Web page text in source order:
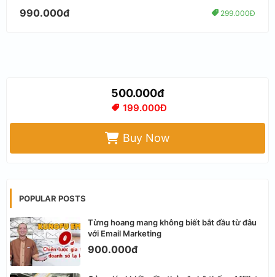
990.000đ 299.000Đ
500.000đ
199.000Đ
Buy Now
POPULAR POSTS
Từng hoang mang không biết bắt đầu từ đâu
với Email Marketing
900.000đ